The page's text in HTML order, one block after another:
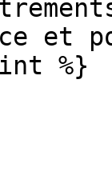
et
%}